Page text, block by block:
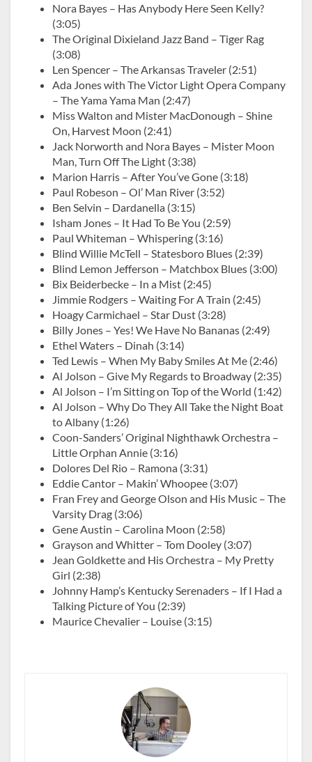
Nora Bayes – Has Anybody Here Seen Kelly?
(3:05)
The Original Dixieland Jazz Band – Tiger Rag
(3:08)
Len Spencer – The Arkansas Traveler (2:51)
Ada Jones with The Victor Light Opera Company
– The Yama Yama Man (2:47)
Miss Walton and Mister MacDonough – Shine
On, Harvest Moon (2:41)
Jack Norworth and Nora Bayes – Mister Moon
Man, Turn Off The Light (3:38)
Marion Harris – After You’ve Gone (3:18)
Paul Robeson – Ol’ Man River (3:52)
Ben Selvin – Dardanella (3:15)
Isham Jones – It Had To Be You (2:59)
Paul Whiteman – Whispering (3:16)
Blind Willie McTell – Statesboro Blues (2:39)
Blind Lemon Jefferson – Matchbox Blues (3:00)
Bix Beiderbecke – In a Mist (2:45)
Jimmie Rodgers – Waiting For A Train (2:45)
Hoagy Carmichael – Star Dust (3:28)
Billy Jones – Yes! We Have No Bananas (2:49)
Ethel Waters – Dinah (3:14)
Ted Lewis – When My Baby Smiles At Me (2:46)
Al Jolson – Give My Regards to Broadway (2:35)
Al Jolson – I’m Sitting on Top of the World (1:42)
Al Jolson – Why Do They All Take the Night Boat
to Albany (1:26)
Coon-Sanders’ Original Nighthawk Orchestra –
Little Orphan Annie (3:16)
Dolores Del Rio – Ramona (3:31)
Eddie Cantor – Makin’ Whoopee (3:07)
Fran Frey and George Olson and His Music – The
Varsity Drag (3:06)
Gene Austin – Carolina Moon (2:58)
Grayson and Whitter – Tom Dooley (3:07)
Jean Goldkette and His Orchestra – My Pretty
Girl (2:38)
Johnny Hamp’s Kentucky Serenaders – If I Had a
Talking Picture of You (2:39)
Maurice Chevalier – Louise (3:15)